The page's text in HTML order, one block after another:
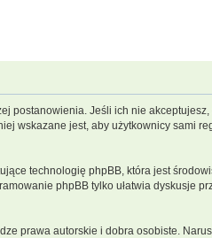
postanowienia. Jeśli ich nie
wskazane jest, aby użytkownicy sami
technologię phpBB, która jest
phpBB tylko ułatwia dyskusje
prawa autorskie i dobra osobiste.